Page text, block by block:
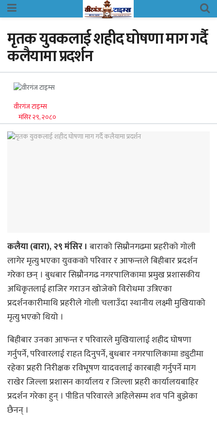
मृतक युवकलाई शहीद घोषणा माग गर्दै
कलैयामा प्रदर्शन
वीरगंज टाइम्स
मंसिर २९, २०८०
कलैया (बारा), २९ मंसिर । बाराको सिम्रौनगढमा प्रहरीको गोली
लागेर मृत्यु भएका युवकको परिवार र आफन्तले बिहीबार प्रदर्शन
गरेका छन् । बुधबार सिम्रौनगढ नगरपालिकामा प्रमुख प्रशासकीय
अधिकृतलाई हाजिर गराउन खोजेको विरोधमा उत्रिएका
प्रदर्शनकारीमाथि प्रहरीले गोली चलाउँदा स्थानीय लक्ष्मी मुखियाको
मृत्यु भएको थियो ।
बिहीबार उनका आफन्त र परिवारले मुखियालाई शहीद घोषणा
गर्नुपर्ने, परिवारलाई राहत दिनुपर्ने, बुधबार नगरपालिकामा ड्युटीमा
रहेका प्रहरी निरीक्षक रविभूषण यादवलाई कारबाही गर्नुपर्ने माग
राखेर जिल्ला प्रशासन कार्यालय र जिल्ला प्रहरी कार्यालयबाहिर
प्रदर्शन गरेका हुन् । पीडित परिवारले अहिलेसम्म शव पनि बुझेका
छैनन् ।